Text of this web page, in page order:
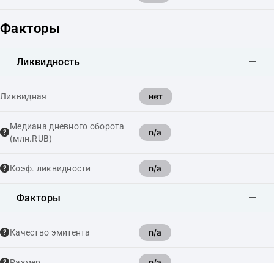
Факторы
Ликвидность
Ликвидная нет
Медиана дневного оборота
(млн.RUB)
n/a
Коэф. ликвидности n/a
Факторы
Качество эмитента n/a